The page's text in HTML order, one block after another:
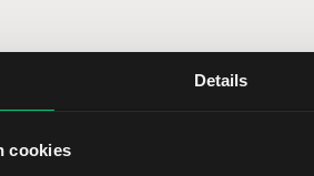
Details
cookies